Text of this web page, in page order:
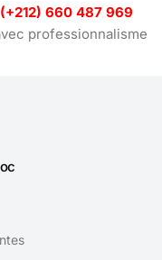
(+212) 660 487 969
professionnalisme